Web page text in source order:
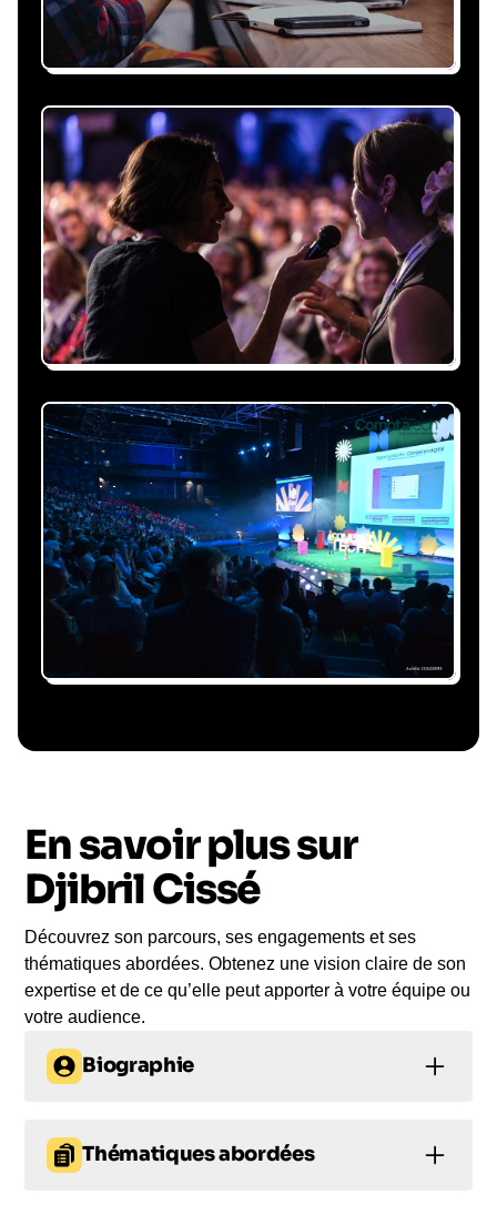
Recevez une proposition
sous 24h
Expliquez-nous vos besoins, on vous répond
sous 24h avec une proposition
personnalisée, claire et adaptée à votre
événement et à vos contraintes.
Nous nous occupons de
tout
Gestion du planning, échanges avec le
conférencier, coordination logistique : vous
êtes accompagné à chaque étape, sans perte
de temps ni complication.
Le conférencier vient à
Le jour de la conférence, l’intervenant se
rend sur votre évènement pour une prise de
parole impactante, engageante et sur-mesure
En savoir plus sur
Djibril Cissé
Découvrez son parcours, ses engagements et ses
thématiques abordées. Obtenez une vision claire de son
expertise et de ce qu’elle peut apporter à votre équipe ou
votre audience.
Biographie
figure emblématique du football, incarne l'audace
et la détermination sur le terrain. Né le 12 août
Thématiques abordées